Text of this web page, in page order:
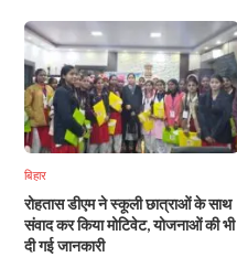
बिहार
रोहतास डीएम ने स्कूली छात्राओं के साथ
संवाद कर किया मोटिवेट, योजनाओं की भी
दी गई जानकारी